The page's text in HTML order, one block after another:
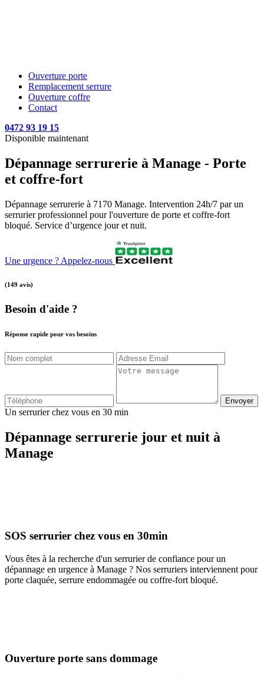
Ouverture porte
Remplacement serrure
Ouverture coffre
Contact
0472 93 19 15
Disponible maintenant
Dépannage serrurerie à Manage - Porte
et coffre-fort
Dépannage serrurerie à 7170 Manage. Intervention 24h/7 par un
serrurier professionnel pour l'ouverture de porte et coffre-fort
bloqué. Service d’urgence jour et nuit.
Une urgence ? Appelez-nous
(149 avis)
Besoin d'aide ?
Réponse rapide pour vos besoins
Envoyer
Un serrurier chez vous en 30 min
Dépannage serrurerie jour et nuit à
Manage
SOS serrurier chez vous en 30min
Vous êtes à la recherche d'un serrurier de confiance pour un
dépannage en urgence à Manage ? Nos serruriers interviennent pour
porte claquée, serrure endommagée ou coffre-fort bloqué.
Ouverture porte sans dommage